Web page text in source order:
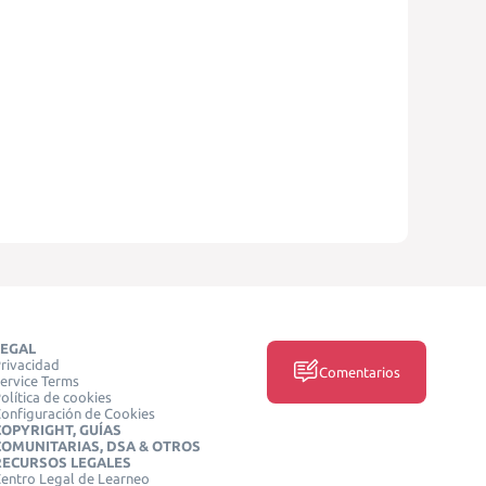
Terms
de cookies
de Cookies
GUÍAS
DSA & OTROS
LEGALES
Legal de Learneo
Comentarios